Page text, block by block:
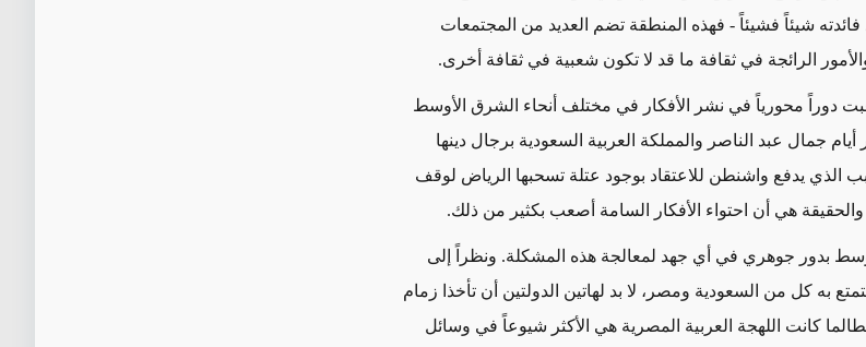
شيئاً فشيئاً - فهذه المنطقة تضم العديد من المجتمعات
الرائجة في ثقافة ما قد لا تكون شعبية في ثقافة أخرى.
دوراً محورياً في نشر الأفكار في مختلف أنحاء الشرق الأوسط
جمال عبد الناصر والمملكة العربية السعودية برجال دينها
الذي يدفع واشنطن للاعتقاد بوجود عتلة تسحبها الرياض لوقف
هي أن احتواء الأفكار السامة أصعب بكثير من ذلك.
بدور جوهري في أي جهد لمعالجة هذه المشكلة. ونظراً إلى
به كل من السعودية ومصر، لا بد لهاتين الدولتين أن تأخذا زمام
كانت اللهجة العربية المصرية هي الأكثر شيوعاً في وسائل